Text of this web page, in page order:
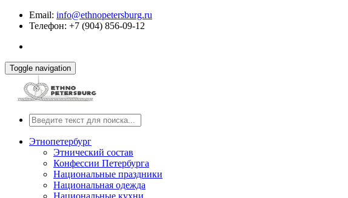
Email: info@ethnopetersburg.ru
Телефон: +7 (904) 856-09-12
Toggle navigation
Этнопетербург
Этнический состав
Конфессии Петербурга
Национальные праздники
Национальная одежда
Национальные кухни